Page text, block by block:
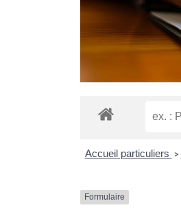
Accueil particuliers >
Formulaire